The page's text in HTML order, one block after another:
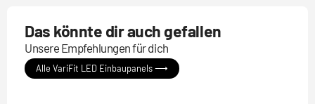
Das könnte dir auch gefallen
Unsere Empfehlungen für dich
Alle VariFit LED Einbaupanels ⟶